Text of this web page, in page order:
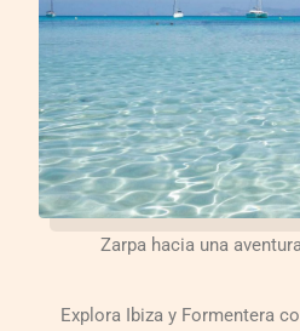
Zarpa hacia una
Explora Ibiza y Formentera